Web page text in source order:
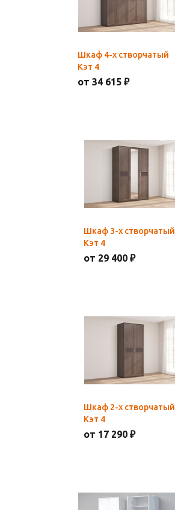
Шкаф 4-х створчатый
Кэт 4
от 34 615 ₽
Шкаф 3-х створчатый
Кэт 4
от 29 400 ₽
Шкаф 2-х створчатый
Кэт 4
от 17 290 ₽